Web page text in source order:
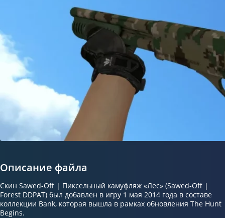
Описание файла
Скин Sawed-Off | Пиксельный камуфляж «Лес» (Sawed-Off |
Forest DDPAT) был добавлен в игру 1 мая 2014 года в составе
коллекции Bank, которая вышла в рамках обновления The Hunt
Begins.